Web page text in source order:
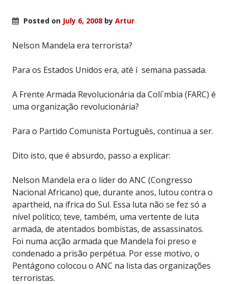
Posted on July 6, 2008 by Artur
Nelson Mandela era terrorista?
Para os Estados Unidos era, até í semana passada.
A Frente Armada Revolucionária da Colí´mbia (FARC) é
uma organização revolucionária?
Para o Partido Comunista Português, continua a ser.
Dito isto, que é absurdo, passo a explicar:
Nelson Mandela era o líder do ANC (Congresso
Nacional Africano) que, durante anos, lutou contra o
apartheid, na ífrica do Sul. Essa luta não se fez só a
nível político; teve, também, uma vertente de luta
armada, de atentados bombistas, de assassinatos.
Foi numa acção armada que Mandela foi preso e
condenado a prisão perpétua. Por esse motivo, o
Pentágono colocou o ANC na lista das organizações
terroristas.